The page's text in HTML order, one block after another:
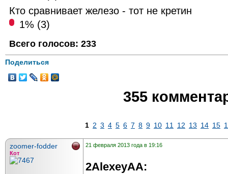
Кто сравнивает железо - тот не кретин
1% (3)
Всего голосов: 233
Поделиться
355
1 2 3 4 5 6 7 8 9 10 11 12 13 14 15
zoomer-fodder
Кот
21 февраля 2013 года в 19:16
2AlexeyAA: